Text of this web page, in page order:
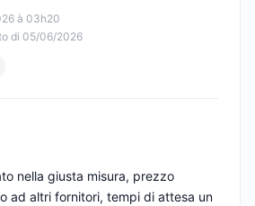
à 03h20
di 05/06/2026
nella giusta misura, prezzo
ad altri fornitori, tempi di attesa un